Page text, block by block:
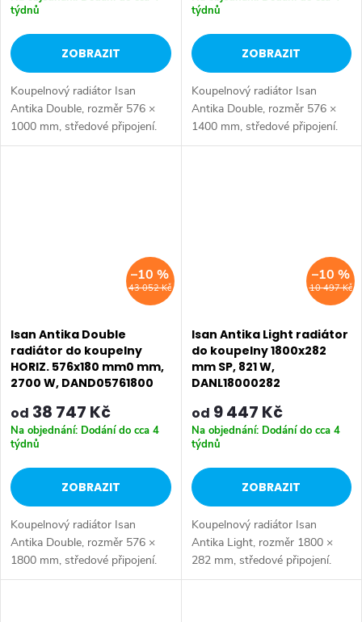
týdnů
ZOBRAZIT
Koupelnový radiátor Isan
Antika Double, rozměr 576 ×
1000 mm, středové připojení.
Výkon 1523 W. Dostupné
týdnů
ZOBRAZIT
Koupelnový radiátor Isan
Antika Double, rozměr 576 ×
1400 mm, středové připojení.
Výkon 2111 W. Dostupné
43 052 Kč
–10 %
Isan Antika Double
radiátor do koupelny
HORIZ. 576x180 mm0 mm,
2700 W, DAND05761800
od 38 747 Kč
Na objednání: Dodání do cca 4
týdnů
ZOBRAZIT
Koupelnový radiátor Isan
Antika Double, rozměr 576 ×
1800 mm, středové připojení.
Výkon 2700 W. Dostupné
10 497 Kč
–10 %
Isan Antika Light radiátor
do koupelny 1800x282
mm SP, 821 W,
DANL18000282
od 9 447 Kč
Na objednání: Dodání do cca 4
týdnů
ZOBRAZIT
Koupelnový radiátor Isan
Antika Light, rozměr 1800 ×
282 mm, středové připojení.
Výkon 821 W.